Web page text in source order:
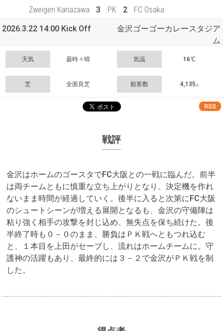
Zweigen Kanazawa 3 PK 2
FC Osaka
2026.3.22 14:00 Kick Off
金沢ゴーゴーカレースタジア
ム
天気 曇時々晴 気温 16℃
芝 全面良芝 観客数 4,135 人
RSS
戦評
金沢はホームのゴースタでFC大阪との一戦に臨んだ。前半
は両チームともに慎重な立ち上がりとなり、決定機を作れ
ないまま時間が経過していく。後半に入ると次第にFC大阪
のシュートシーンが増える展開となるも、金沢の守備陣は
粘り強く相手の攻撃を封じ込め、無失点を保ち続けた。後
半終了時も０－０のまま、勝負はＰＫ戦へともつれ込む
と、１本目を上田がセーブし、流れはホームチームに。守
護神の活躍もあり、最終的には３－２で金沢がＰＫ戦を制
した。